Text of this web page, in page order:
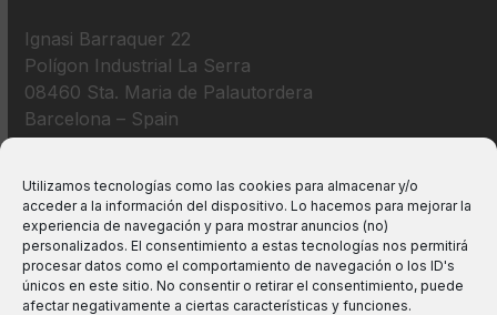
Utilizamos tecnologías como las cookies para almacenar y/o
acceder a la información del dispositivo. Lo hacemos para mejorar la
experiencia de navegación y para mostrar anuncios (no)
personalizados. El consentimiento a estas tecnologías nos permitirá
procesar datos como el comportamiento de navegación o los ID's
únicos en este sitio. No consentir o retirar el consentimiento, puede
afectar negativamente a ciertas características y funciones.
Ignasi Barraquer 22
Polígon Industrial La Serra
08460 Sta. Maria de Palautordera
Barcelona – Spain
info@m2bswitches.com